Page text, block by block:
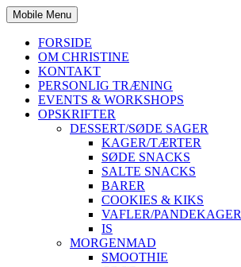
Mobile Menu
FORSIDE
OM CHRISTINE
KONTAKT
PERSONLIG TRÆNING
EVENTS & WORKSHOPS
OPSKRIFTER
DESSERT/SØDE SAGER
KAGER/TÆRTER
SØDE SNACKS
SALTE SNACKS
BARER
COOKIES & KIKS
VAFLER/PANDEKAGER
IS
MORGENMAD
SMOOTHIE